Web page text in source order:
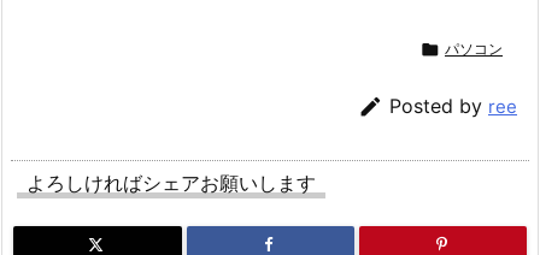
 パソコン
 Posted by ree
よろしければシェアお願いします